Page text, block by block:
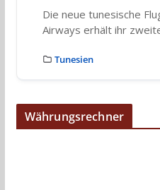
Die neue tunesische
Airways erhält ihr
Tunesien
Währungsrechner